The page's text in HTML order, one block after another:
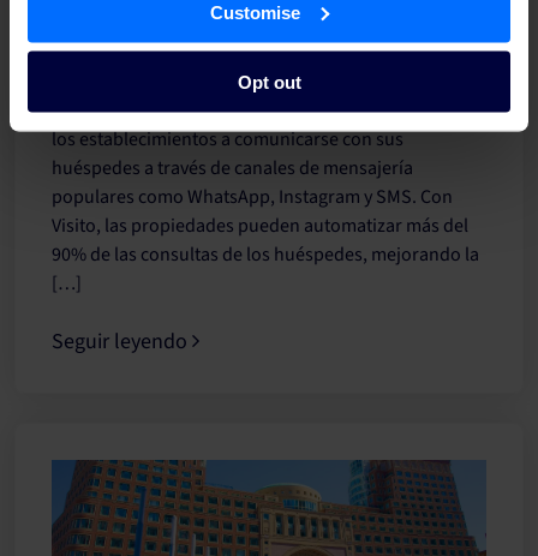
Customise
Opt out
¿Qué es Visito? Visito es una plataforma de
inteligencia artificial conversacional diseñada
específicamente para la industria hotelera. Ayuda a
los establecimientos a comunicarse con sus
huéspedes a través de canales de mensajería
populares como WhatsApp, Instagram y SMS. Con
Visito, las propiedades pueden automatizar más del
90% de las consultas de los huéspedes, mejorando la
[…]
Seguir leyendo